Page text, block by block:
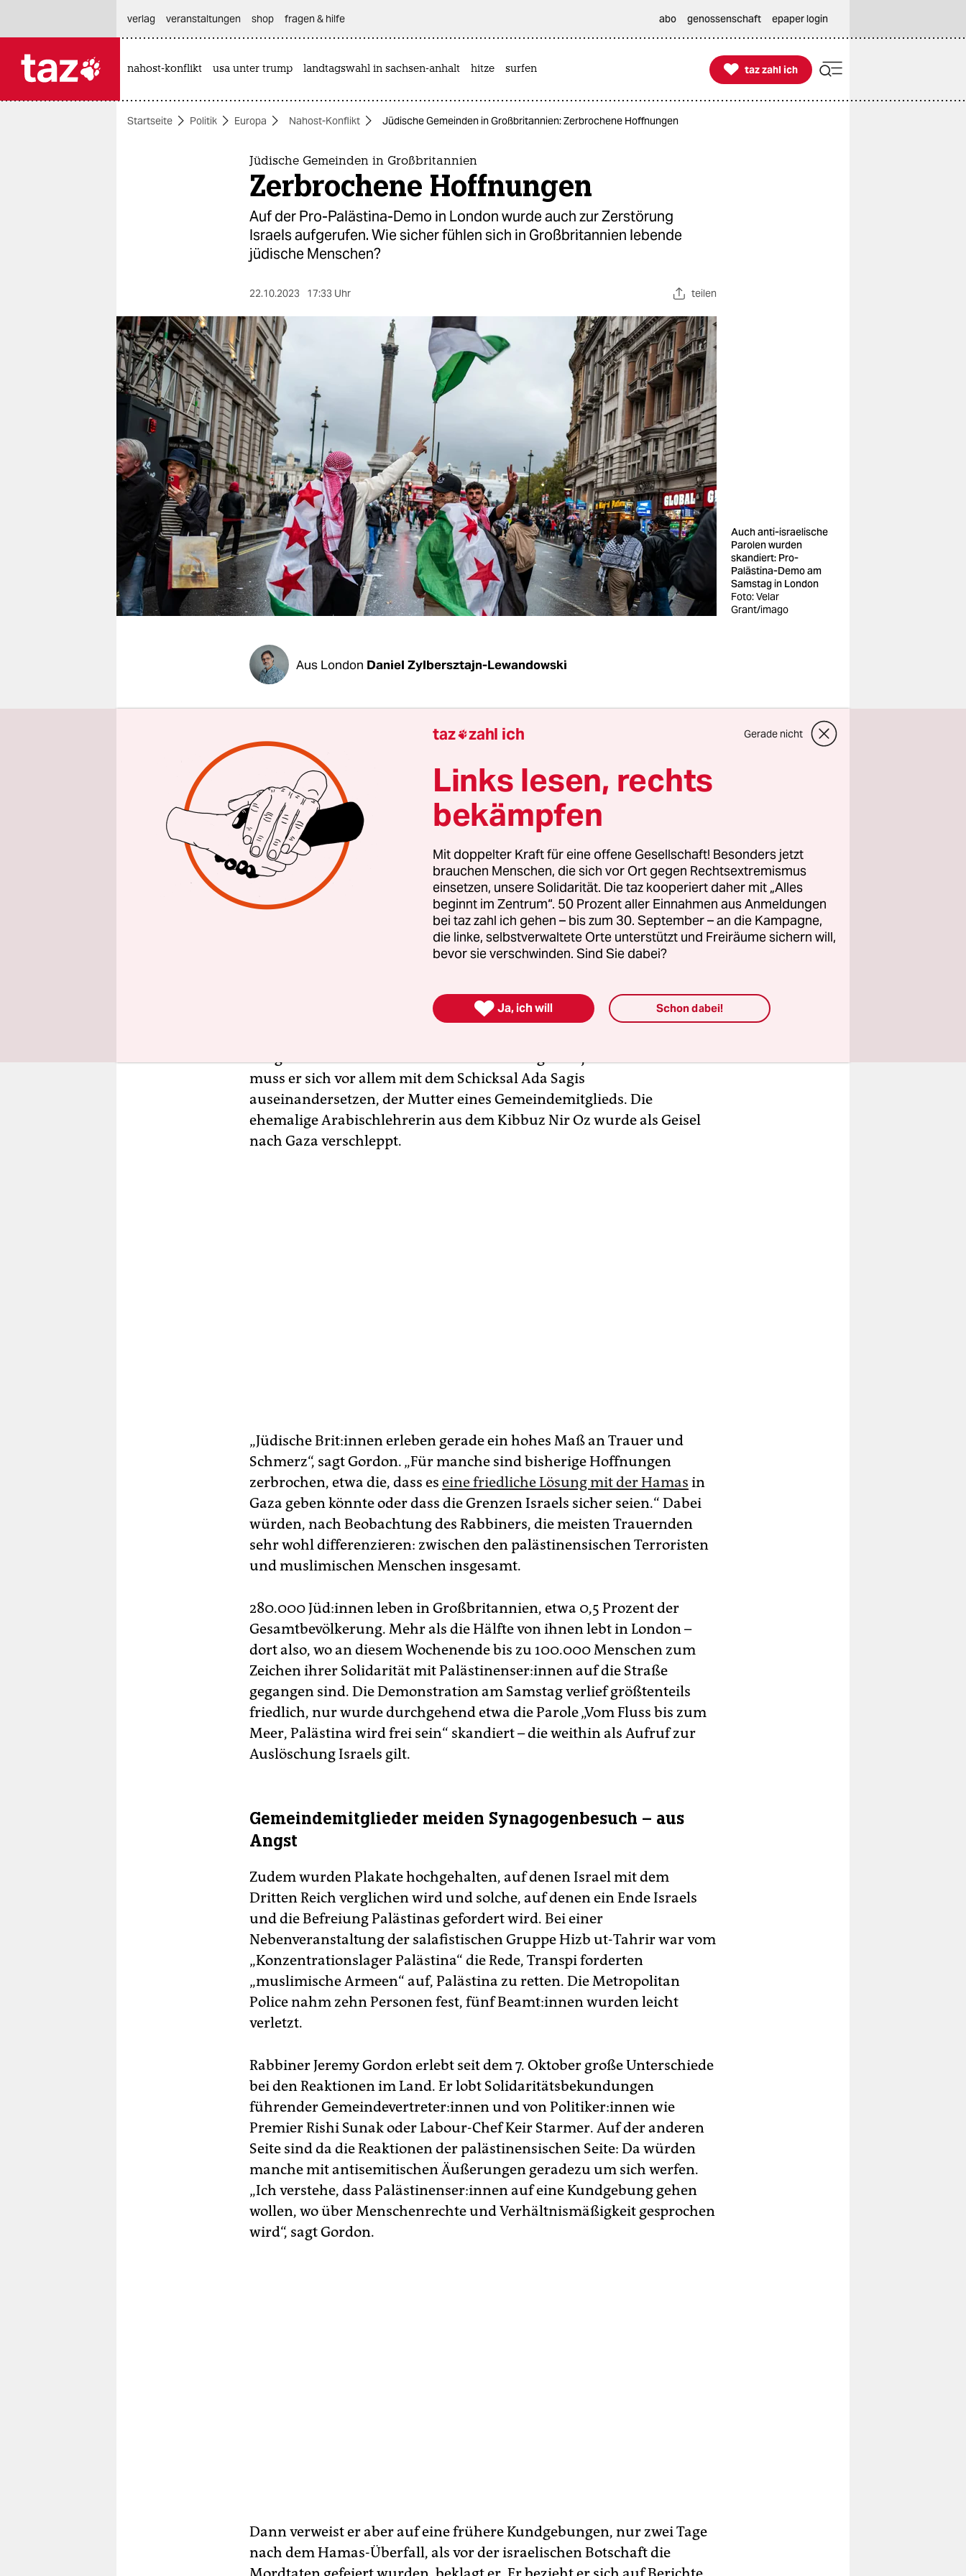
themen
berlin
nord
wahrheit
verlag
verlag
veranstaltungen
shop
fragen & hilfe
unterstützen
abo
genossenschaft
verlag
veranstaltungen shop fragen & hilfe abo genossenschaft epaper login
nahost-konflikt usa unter trump landtagswahl in sachsen-anhalt hitze surfen 
taz zahl ich
taz zahl ich
Startseite Politik Europa Nahost-Konflikt Jüdische Gemeinden in Großbritannien: Zerbrochene Hoffnungen
Jüdische Gemeinden in Großbritannien
Zerbrochene Hoffnungen
Auf der Pro-Palästina-Demo in London wurde auch zur Zerstörung
Israels aufgerufen. Wie sicher fühlen sich in Großbritannien lebende
jüdische Menschen?
22.10.2023 17:33 Uhr teilen
Auch anti-israelische
Parolen wurden
skandiert: Pro-
Palästina-Demo am
Samstag in London
Foto: Velar
Grant/imago
Aus London Daniel Zylbersztajn-Lewandowski
Eine Kerze wird entzündet, dann sprechen Familienangehörige von
Menschen, die beim Überfall der Hamas auf Israel ermordet oder
entführt wurden. Anschließend werden Lieder vorgetragen und
Gebete. Trauerveranstaltungen wie diese prägen aktuell das Leben
vieler jüdischer Menschen in Großbritannien.Die jüngste
Zusammenkunft im JW3, einem jüdischen Kulturzentrum im Norden
Londons, war bislang eine der größten. Sie wurde von mehreren
jüdischen Organisationen veranstaltet. Einer, der hier einige der
Gebete leitete, ist Rabbiner Jeremy Gordon.
Gordon ist unermüdlich unterwegs seit dem 7. Oktober, dem Tag des
Hamas-Angriffs auf Israel. Er sprach vor gut einer Woche bei einer
Menschen. Davor hatte Gordon an einem gemeinsamen Gottesdienst
mehrerer Londoner Synagogen teilgenommen und vor der
muss er sich vor allem mit dem Schicksal Ada Sagis
auseinandersetzen, der Mutter eines Gemeindemitglieds. Die
ehemalige Arabischlehrerin aus dem Kibbuz Nir Oz wurde als Geisel
nach Gaza verschleppt.
„Jüdische Bri­t:in­nen erleben gerade ein hohes Maß an Trauer und
Schmerz“, sagt Gordon. „Für manche sind bisherige Hoffnungen
zerbrochen, etwa die, dass es eine friedliche Lösung mit der Hamas in
Gaza geben könnte oder dass die Grenzen Israels sicher seien.“ Dabei
würden, nach Beobachtung des Rabbiners, die meisten Trauernden
sehr wohl differenzieren: zwischen den palästinensischen Terroristen
und muslimischen Menschen insgesamt.
280.000 Jü­d:in­nen leben in Großbritannien, etwa 0,5 Prozent der
Gesamtbevölkerung. Mehr als die Hälfte von ihnen lebt in London –
dort also, wo an diesem Wochenende bis zu 100.000 Menschen zum
Zeichen ihrer Solidarität mit Pa­läs­ti­nen­se­r:in­nen auf die Straße
gegangen sind. Die Demonstration am Samstag verlief größtenteils
friedlich, nur wurde durchgehend etwa die Parole „Vom Fluss bis zum
Meer, Palästina wird frei sein“ skandiert – die weithin als Aufruf zur
Auslöschung Israels gilt.
Gemeindemitglieder meiden Synagogenbesuch – aus
Angst
Zudem wurden Plakate hochgehalten, auf denen Israel mit dem
Dritten Reich verglichen wird und solche, auf denen ein Ende Israels
und die Befreiung Palästinas gefordert wird. Bei einer
Nebenveranstaltung der salafistischen Gruppe Hizb ut-Tahrir war vom
„Konzentrationslager Palästina“ die Rede, Transpi forderten
„muslimische Armeen“ auf, Palästina zu retten. Die Metropolitan
Police nahm zehn Personen fest, fünf Be­am­t:in­nen wurden leicht
verletzt.
Rabbiner Jeremy Gordon erlebt seit dem 7. Oktober große Unterschiede
bei den Reaktionen im Land. Er lobt Solidaritätsbekundungen
führender Ge­mein­de­ver­tre­te­r:in­nen und von Po­li­ti­ke­r:in­nen wie
Premier Rishi Sunak oder Labour-Chef Keir Starmer. Auf der anderen
Seite sind da die Reaktionen der palästinensischen Seite: Da würden
manche mit antisemitischen Äußerungen geradezu um sich werfen.
„Ich verstehe, dass Pa­läs­ti­nen­se­r:in­nen auf eine Kundgebung gehen
wollen, wo über Menschenrechte und Verhältnismäßigkeit gesprochen
wird“, sagt Gordon.
Dann verweist er aber auf eine frühere Kundgebungen, nur zwei Tage
nach dem Hamas-Überfall, als vor der israelischen Botschaft die
taz zahl ich Gerade nicht
Links lesen, rechts
bekämpfen
Mit doppelter Kraft für eine offene Gesellschaft! Besonders jetzt
brauchen Menschen, die sich vor Ort gegen Rechtsextremismus
einsetzen, unsere Solidarität. Die taz kooperiert daher mit „Alles
beginnt im Zentrum“. 50 Prozent aller Einnahmen aus Anmeldungen
bei taz zahl ich gehen – bis zum 30. September – an die Kampagne,
die linke, selbstverwaltete Orte unterstützt und Freiräume sichern will,
bevor sie verschwinden. Sind Sie dabei?
 Ja, ich will Schon dabei!